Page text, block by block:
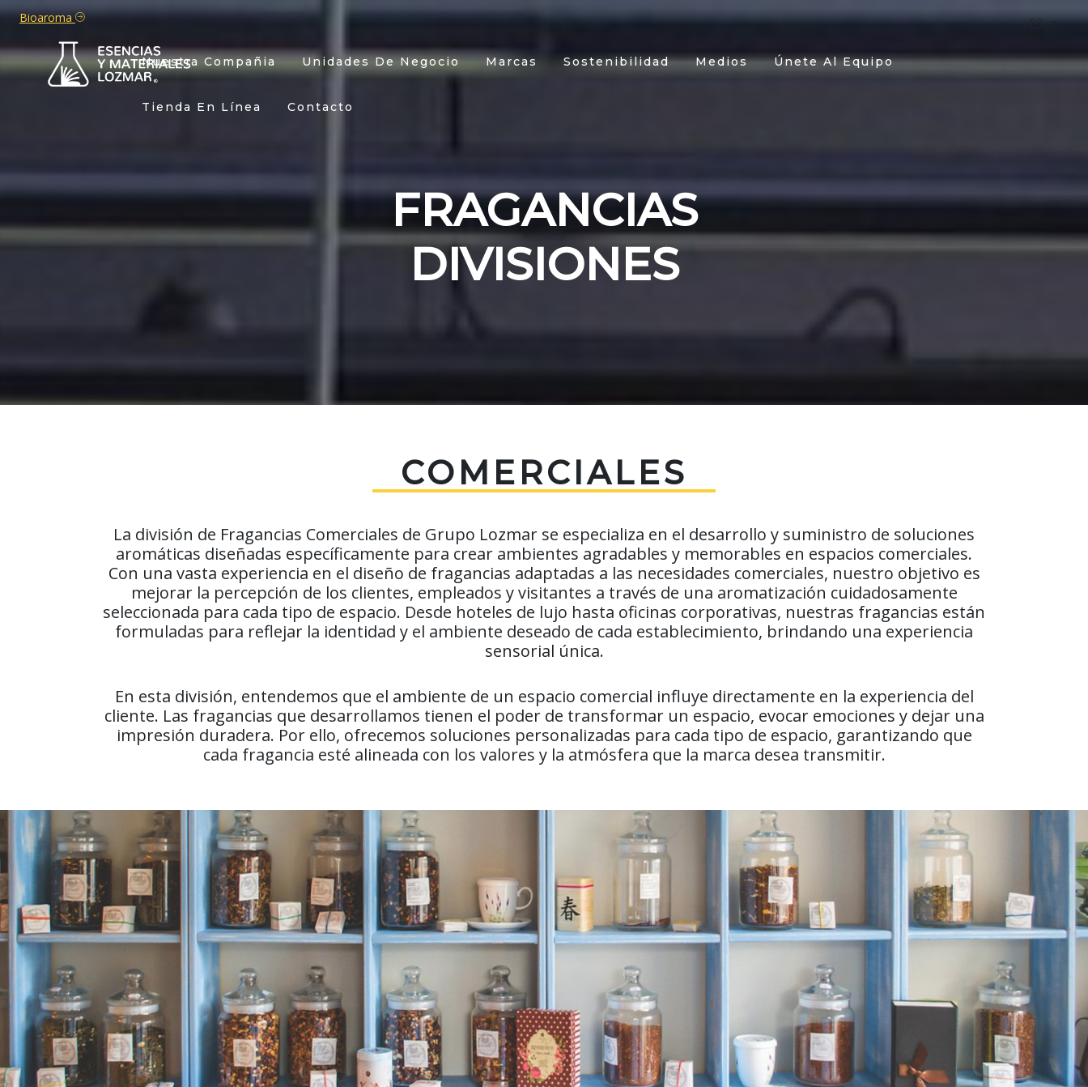
Bioaroma ES
Nuestra Compañia Unidades De Negocio Marcas Sostenibilidad Medios Únete Al Equipo
Tienda En Línea Contacto
FRAGANCIAS
DIVISIONES
COMERCIALES
La división de Fragancias Comerciales de Grupo Lozmar se especializa en el desarrollo y suministro de soluciones
aromáticas diseñadas específicamente para crear ambientes agradables y memorables en espacios comerciales.
Con una vasta experiencia en el diseño de fragancias adaptadas a las necesidades comerciales, nuestro objetivo es
mejorar la percepción de los clientes, empleados y visitantes a través de una aromatización cuidadosamente
seleccionada para cada tipo de espacio. Desde hoteles de lujo hasta oficinas corporativas, nuestras fragancias están
formuladas para reflejar la identidad y el ambiente deseado de cada establecimiento, brindando una experiencia
sensorial única.
En esta división, entendemos que el ambiente de un espacio comercial influye directamente en la experiencia del
cliente. Las fragancias que desarrollamos tienen el poder de transformar un espacio, evocar emociones y dejar una
impresión duradera. Por ello, ofrecemos soluciones personalizadas para cada tipo de espacio, garantizando que
cada fragancia esté alineada con los valores y la atmósfera que la marca desea transmitir.